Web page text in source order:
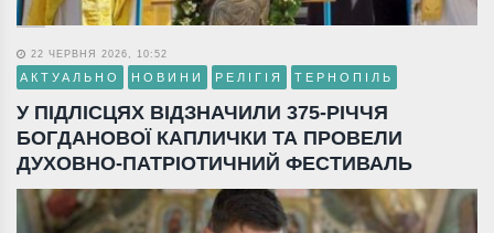
22 ЧЕРВНЯ 2026, 10:52
АКТУАЛЬНО НОВИНИ РЕЛІГІЯ ТЕРНОПІЛЬ
У ПІДЛІСЦЯХ ВІДЗНАЧИЛИ 375-РІЧЧЯ
БОГДАНОВОЇ КАПЛИЧКИ ТА ПРОВЕЛИ
ДУХОВНО-ПАТРІОТИЧНИЙ ФЕСТИВАЛЬ